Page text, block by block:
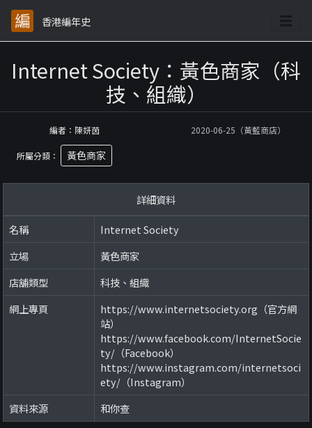
香港編年史
Internet Society：黃色商家（科
技、組織）
編者：陳妍茵 2020-06-25（黃藍商店）
所屬分類： 黃色商家
詳細資料
名稱
Internet Society
立場
黃色商家
店舖類型
科技、組織
網上專頁
https://www.internetsociety.org（官方網
站）
https://www.facebook.com/InternetSocie
ty/（Facebook）
https://www.instagram.com/internetsoci
ety/（Instagram）
資料來源
和你查